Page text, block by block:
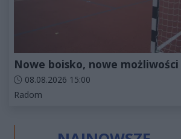
Nowe boisko, nowe możliwości
Data dodania artykułu:
08.08.2026 15:00
Kategorie artykułu:
Radom